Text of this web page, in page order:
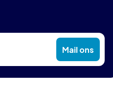
Mail ons